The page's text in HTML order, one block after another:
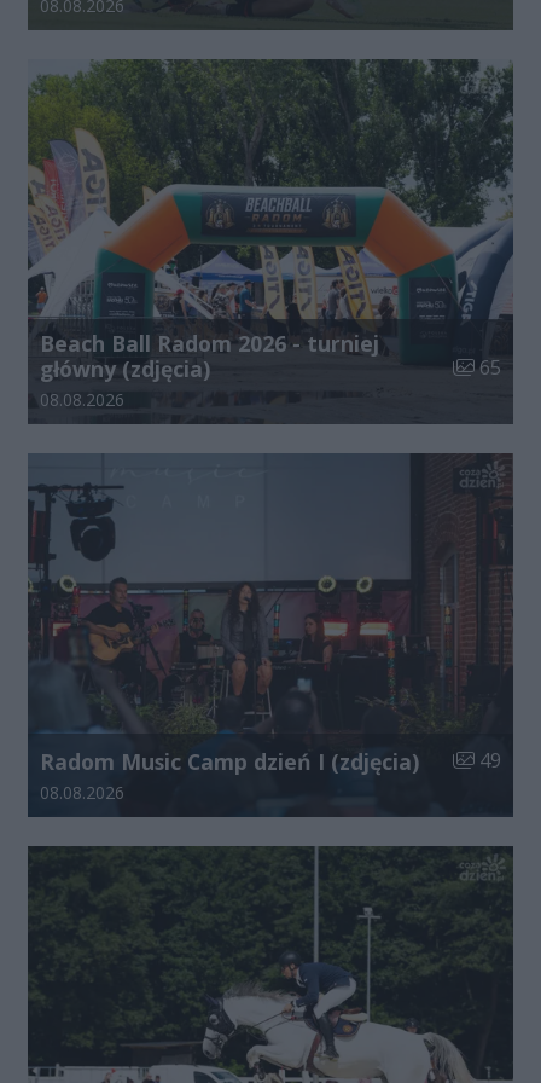
08.08.2026
Beach Ball Radom 2026 - turniej
główny (zdjęcia)
Liczba
65
Data dodania galerii:
08.08.2026
Radom Music Camp dzień I (zdjęcia) Liczba
49
Data dodania galerii:
08.08.2026